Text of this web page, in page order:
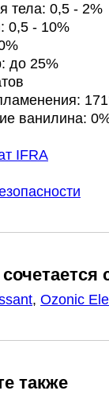
тела: 0,5 - 2%
0,5 - 10%
до 25%
ванилина:
IFRA
, Ozonic
также